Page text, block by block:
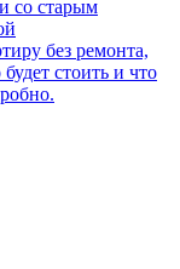
со старым
без ремонта,
стоить и что